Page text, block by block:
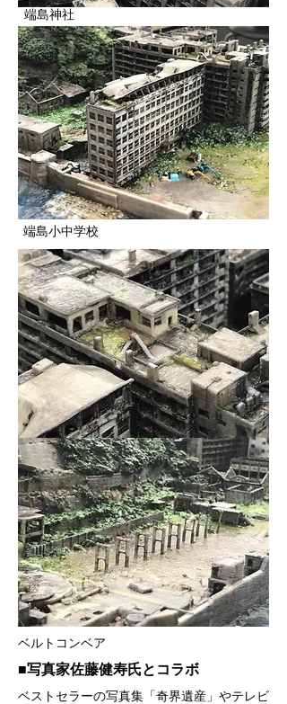
​端島神社
​端島小中学校
​ベルトコンベア
■写真家佐藤健寿氏とコラボ
ベストセラーの写真集「奇界遺産」やテレビ